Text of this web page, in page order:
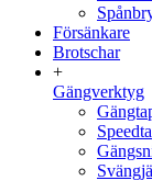
Försänkare
Brotschar
+
Gängverktyg